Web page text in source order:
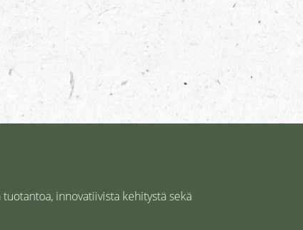
innovatiivista kehitystä sekä